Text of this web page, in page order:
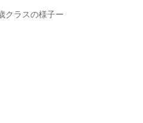
クラスの様子ー